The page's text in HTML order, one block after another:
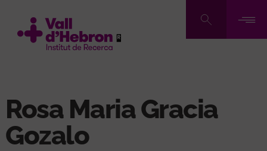
contenido
Rosa Maria Gracia
Gozalo